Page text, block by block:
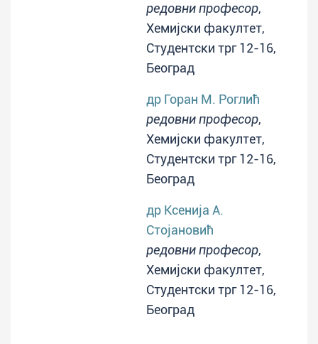
редовни професор,
Хемијски факултет,
Студентски трг 12-16,
Београд
др Горан М. Роглић
редовни професор,
Хемијски факултет,
Студентски трг 12-16,
Београд
др Ксенија А.
Стојановић
редовни професор,
Хемијски факултет,
Студентски трг 12-16,
Београд